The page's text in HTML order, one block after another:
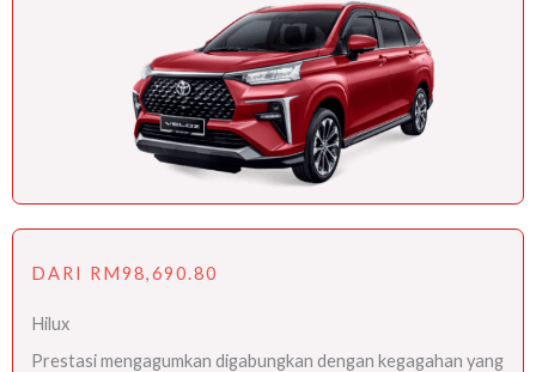
DARI RM98,690.80
Hilux
Prestasi mengagumkan digabungkan dengan kegagahan yang